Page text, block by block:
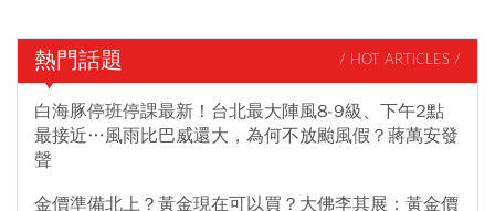
熱門話題 / HOT ARTICLES /
白海豚停班停課最新！台北最大陣風8-9級、下午2點
最接近…風雨比巴威還大，為何不放颱風假？蔣萬安發
聲
金價準備北上？黃金現在可以買？大佛李其展：黃金價